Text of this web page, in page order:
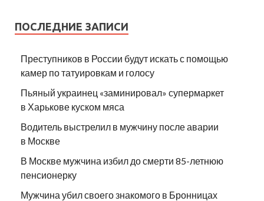
ПОСЛЕДНИЕ ЗАПИСИ
Преступников в России будут искать с помощью
камер по татуировкам и голосу
Пьяный украинец «заминировал» супермаркет
в Харькове куском мяса
Водитель выстрелил в мужчину после аварии
в Москве
В Москве мужчина избил до смерти 85-летнюю
пенсионерку
Мужчина убил своего знакомого в Бронницах